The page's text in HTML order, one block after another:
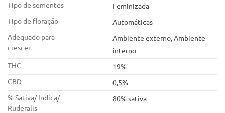
Tipo de sementes
Feminizada
Tipo de floração
Automáticas
Adequado para
crescer
Ambiente externo, Ambiente
interno
THC
19%
CBD
0,5%
% Sativa/ Indica/
Ruderalis
80% sativa